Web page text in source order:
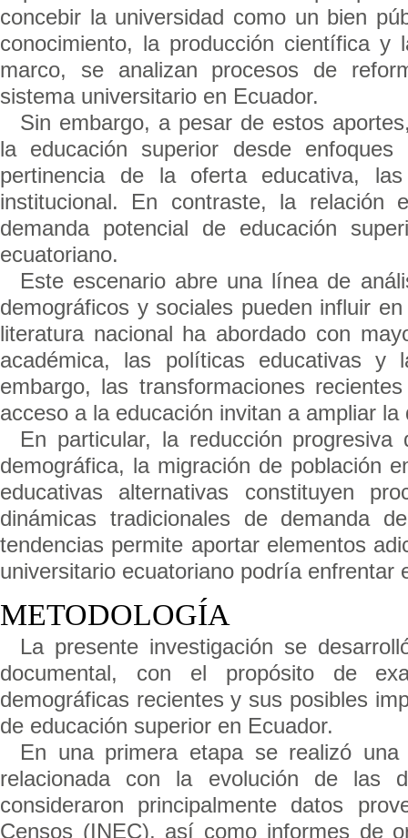
concebir la universidad como un bien pú
conocimiento, la producción científica y
marco, se analizan procesos de
sistema universitario en Ecuador.
Sin embargo, a pesar de estos
la educación superior desde
pertinencia de la oferta educativa,
institucional. En contraste, la relación
demanda potencial de educación
ecuatoriano.
Este escenario abre una línea de
demográficos y sociales pueden influir
literatura nacional ha abordado con
académica, las políticas educativas y
embargo, las transformaciones
acceso a la educación invitan a ampliar
En particular, la reducción
demográfica, la migración de población
educativas alternativas constituyen
dinámicas tradicionales de demanda
tendencias permite aportar elementos
universitario ecuatoriano podría enfrentar
METODOLOGÍA
La presente investigación se
documental, con el propósito de
demográficas recientes y sus posibles
de educación superior en Ecuador.
En una primera etapa se realizó
relacionada con la evolución de las
consideraron principalmente datos
Censos (INEC), así como informes de